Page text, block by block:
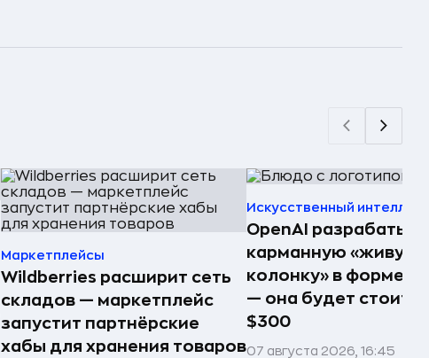
Маркетплейсы
Wildberries расширит сеть
складов — маркетплейс
запустит партнёрские
хабы для хранения товаров
Искусственный
OpenAI
карманную «живую
колонку» в форме
— она будет стоить
$300
07 августа 2026, 16:45